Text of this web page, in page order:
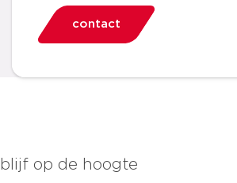
contact
blijf op de hoogte